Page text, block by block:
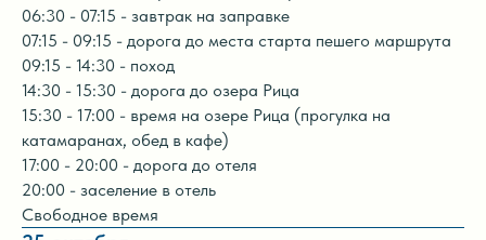
06:30 - 07:15 - завтрак на заправке
07:15 - 09:15 - дорога до места старта пешего маршрута
09:15 - 14:30 - поход
14:30 - 15:30 - дорога до озера Рица
15:30 - 17:00 - время на озере Рица (прогулка на
катамаранах, обед в кафе)
17:00 - 20:00 - дорога до отеля
20:00 - заселение в отель
Свободное время